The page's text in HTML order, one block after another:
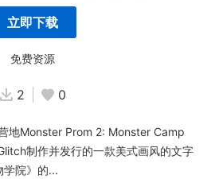
立即下载
免费资源
2 0
地Monster Prom 2: Monster Camp
制作并发行的一款美式画风的文字
学院》的...